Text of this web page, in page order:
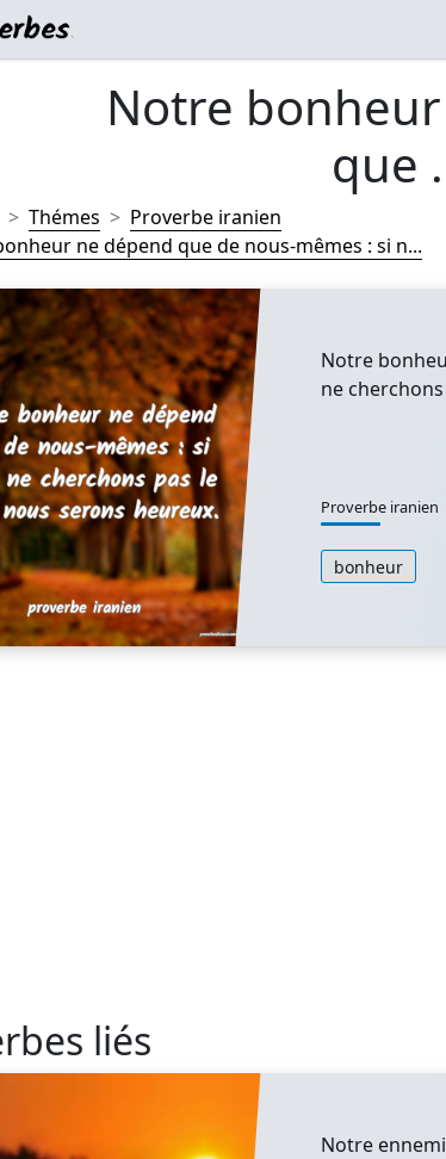
Notre
que
Thémes
Proverbe iranien
ne dépend que de nous-mêmes : si n...
Notre
ne
Proverbe iranien
bonheur
liés
Notre